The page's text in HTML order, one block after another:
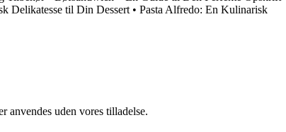
Delikatesse til Din Dessert• Pasta Alfredo: En Kulinarisk
anvendes uden vores tilladelse.